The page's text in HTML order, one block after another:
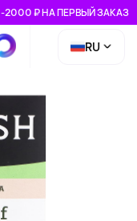
-2000 ₽ НА ПЕРВЫЙ ЗАКАЗ
RU